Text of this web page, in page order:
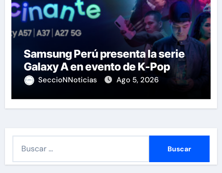
Samsung Perú presenta la serie
Galaxy A en evento de K-Pop
SeccioNNoticias Ago 5, 2026